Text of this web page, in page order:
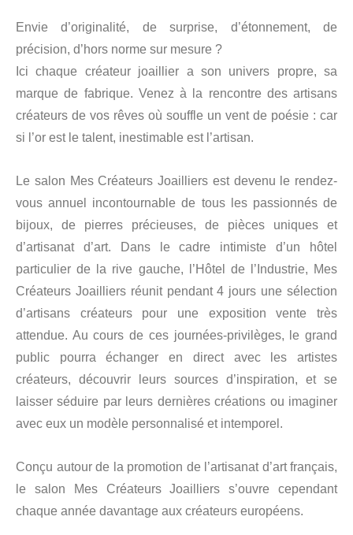
Envie d’originalité, de surprise, d’étonnement, de
précision, d’hors norme sur mesure ?
Ici chaque créateur joaillier a son univers propre, sa
marque de fabrique. Venez à la rencontre des artisans
créateurs de vos rêves où souffle un vent de poésie : car
si l’or est le talent, inestimable est l’artisan.
Le salon Mes Créateurs Joailliers est devenu le rendez-
vous annuel incontournable de tous les passionnés de
bijoux, de pierres précieuses, de pièces uniques et
d’artisanat d’art. Dans le cadre intimiste d’un hôtel
particulier de la rive gauche, l’Hôtel de l’Industrie, Mes
Créateurs Joailliers réunit pendant 4 jours une sélection
d’artisans créateurs pour une exposition vente très
attendue. Au cours de ces journées-privilèges, le grand
public pourra échanger en direct avec les artistes
créateurs, découvrir leurs sources d’inspiration, et se
laisser séduire par leurs dernières créations ou imaginer
avec eux un modèle personnalisé et intemporel.
Conçu autour de la promotion de l’artisanat d’art français,
le salon Mes Créateurs Joailliers s’ouvre cependant
chaque année davantage aux créateurs européens.